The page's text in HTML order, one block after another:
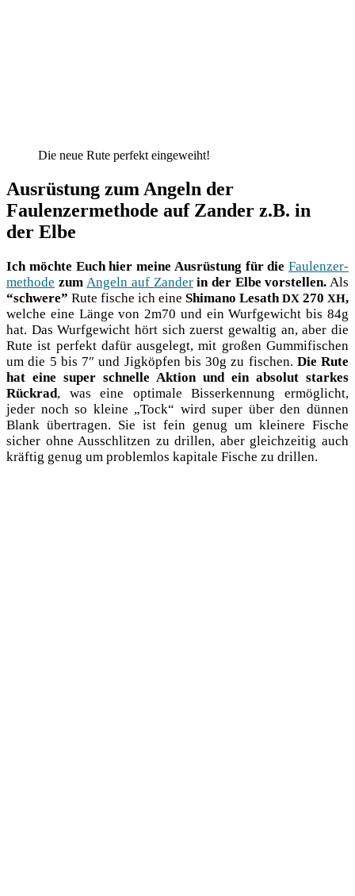
Die neue Rute perfekt eingeweiht!
Ausrüstung zum Angeln der
Faulenzermethode auf Zander z.B. in
der Elbe
Ich möch­te Euch hier mei­ne Aus­rüs­tung für die Fau­len­zer­
me­tho­de zum Angeln auf Zan­derin der Elbe vor­stel­len. Als
“schwe­re” Rute fische ich eine Shi­ma­no Lesath DX 270 XH,
wel­che eine Län­ge von 2m70 und ein Wurf­ge­wicht bis 84g
hat. Das Wurf­ge­wicht hört sich zuerst gewal­tig an, aber die
Rute ist per­fekt dafür aus­ge­legt, mit gro­ßen Gum­mi­fi­schen
um die 5 bis 7″ und Jig­köp­fen bis 30g zu fischen. Die Rute
hat eine super schnel­le Akti­on und ein abso­lut star­kes
Rück­rad, was eine opti­ma­le Biss­erken­nung ermög­licht,
jeder noch so klei­ne „Tock“ wird super über den dün­nen
Blank über­tra­gen. Sie ist fein genug um klei­ne­re Fische
sicher ohne Aus­schlit­zen zu dril­len, aber gleich­zei­tig auch
kräf­tig genug um pro­blem­los kapi­ta­le Fische zu drillen.